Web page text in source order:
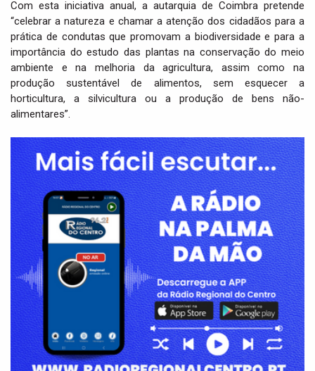
Com esta iniciativa anual, a autarquia de Coimbra pretende
“celebrar a natureza e chamar a atenção dos cidadãos para a
prática de condutas que promovam a biodiversidade e para a
importância do estudo das plantas na conservação do meio
ambiente e na melhoria da agricultura, assim como na
produção sustentável de alimentos, sem esquecer a
horticultura, a silvicultura ou a produção de bens não-
alimentares”.